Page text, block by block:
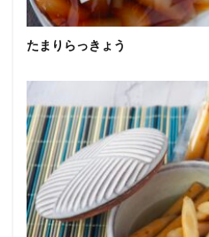
たまりらっきょう